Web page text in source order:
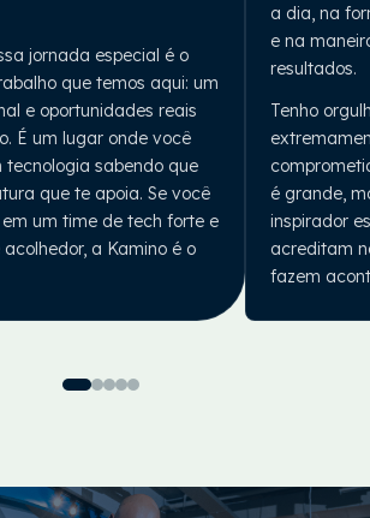
jornada especial é o
que temos aqui: um
e oportunidades reais
É um lugar onde você
tecnologia sabendo que
que te apoia. Se você
um time de tech forte e
a Kamino é o
a dia, na
e na
resultados.
Tenho
é grande,
inspirador
acreditam
fazem